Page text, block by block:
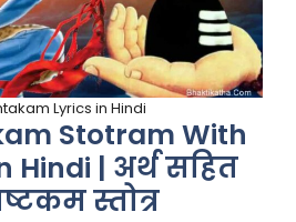
Lyrics in Hindi
Stotram With
Hindi | अर्थ सहित
स्तोत्र